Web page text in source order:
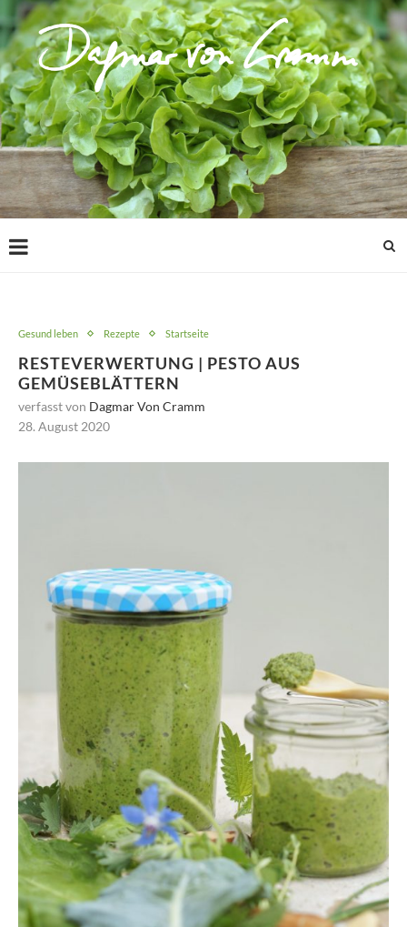
Gesund leben Rezepte Startseite
RESTEVERWERTUNG | PESTO AUS
GEMÜSEBLÄTTERN
verfasst von Dagmar Von Cramm
28. August 2020